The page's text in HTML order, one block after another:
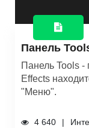
Панель
Панель Tools -
Effects
"Меню".
4 640